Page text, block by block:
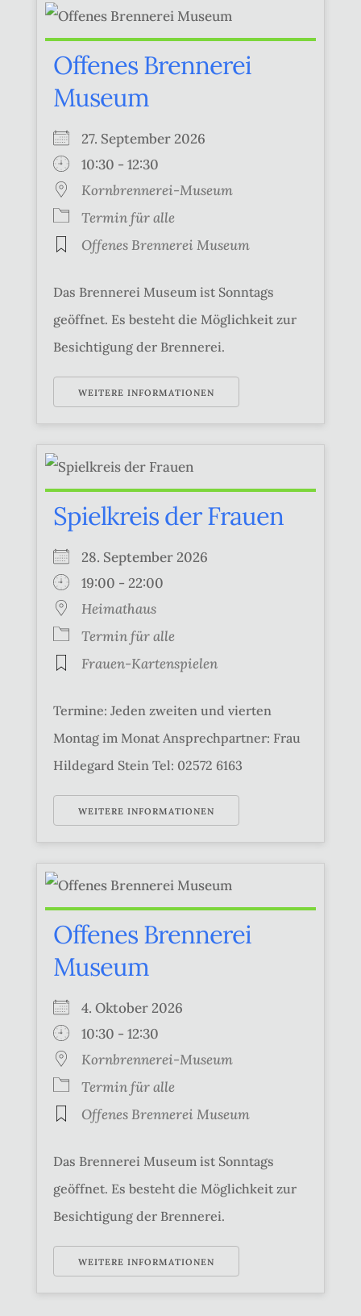
Offenes Brennerei
Museum
27. September 2026
10:30 - 12:30
Kornbrennerei-Museum
Termin für alle
Offenes Brennerei Museum
Das Brennerei Museum ist Sonntags
geöffnet. Es besteht die Möglichkeit zur
Besichtigung der Brennerei.
WEITERE INFORMATIONEN
Spielkreis der Frauen
28. September 2026
19:00 - 22:00
Heimathaus
Termin für alle
Frauen-Kartenspielen
Termine: Jeden zweiten und vierten
Montag im Monat Ansprechpartner: Frau
Hildegard Stein Tel: 02572 6163
WEITERE INFORMATIONEN
Offenes Brennerei
Museum
4. Oktober 2026
10:30 - 12:30
Kornbrennerei-Museum
Termin für alle
Offenes Brennerei Museum
Das Brennerei Museum ist Sonntags
geöffnet. Es besteht die Möglichkeit zur
Besichtigung der Brennerei.
WEITERE INFORMATIONEN